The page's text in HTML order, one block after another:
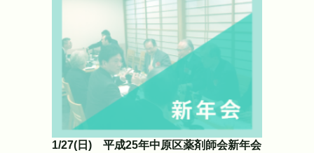
1/27(日) 平成25年中原区薬剤師会新年会